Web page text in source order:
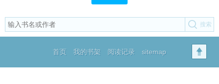
首页 我的书架 阅读记录 sitemap